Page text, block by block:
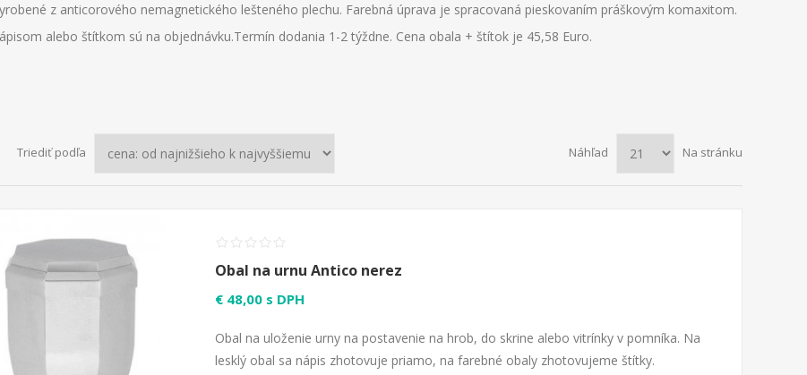
z anticorového nemagnetického lešteného plechu. Farebná úprava je spracovaná pieskovaním práškovým komaxitom.
alebo štítkom sú na objednávku.Termín dodania 1-2 týždne. Cena obala + štítok je 45,58 Euro.
Triediť podľa Náhľad Na stránku
Obal na urnu Antico nerez
€ 48,00 s DPH
Obal na uloženie urny na postavenie na hrob, do skrine alebo vitrínky v pomníka. Na
lesklý obal sa nápis zhotovuje priamo, na farebné obaly zhotovujeme štítky.